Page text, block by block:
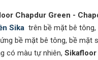
Chapdur Green -
Sika trên bề mặt bê tông,
bề mặt bê tông, bề mặt
có màu tự nhiên, Sikafloor